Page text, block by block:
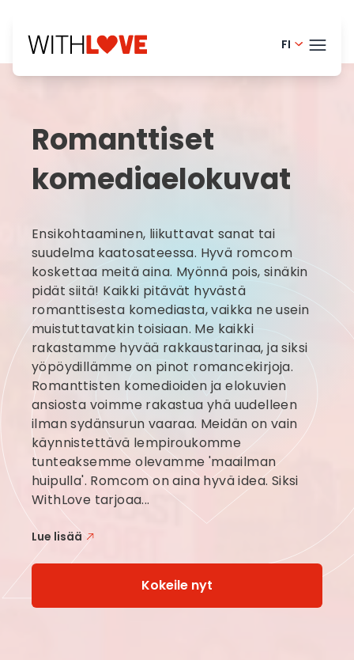
FI
Romanttiset
komediaelokuvat
Ensikohtaaminen, liikuttavat sanat tai
suudelma kaatosateessa. Hyvä romcom
koskettaa meitä aina. Myönnä pois, sinäkin
pidät siitä! Kaikki pitävät hyvästä
romanttisesta komediasta, vaikka ne usein
muistuttavatkin toisiaan. Me kaikki
rakastamme hyvää rakkaustarinaa, ja siksi
yöpöydillämme on pinot romancekirjoja.
Romanttisten komedioiden ja elokuvien
ansiosta voimme rakastua yhä uudelleen
ilman sydänsurun vaaraa. Meidän on vain
käynnistettävä lempiroukomme
tunteaksemme olevamme 'maailman
huipulla'. Romcom on aina hyvä idea. Siksi
WithLove tarjoaa...
Lue lisää
Kokeile nyt